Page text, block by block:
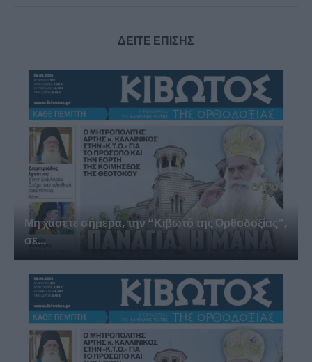
ΔΕΙΤΕ ΕΠΙΣΗΣ
Μη χάσετε σήμερα, την “Κιβωτό της Ορθοδοξίας”,
σε...